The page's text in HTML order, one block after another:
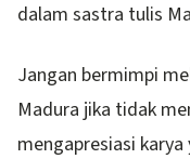
dalam sastra tulis
Jangan bermimpi
Madura jika tidak
mengapresiasi